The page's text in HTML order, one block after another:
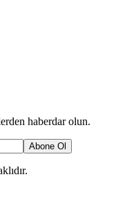
haberdar olun.
Abone Ol